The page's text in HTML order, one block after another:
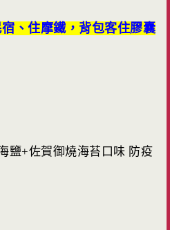
、住摩鐵，背包客住膠囊